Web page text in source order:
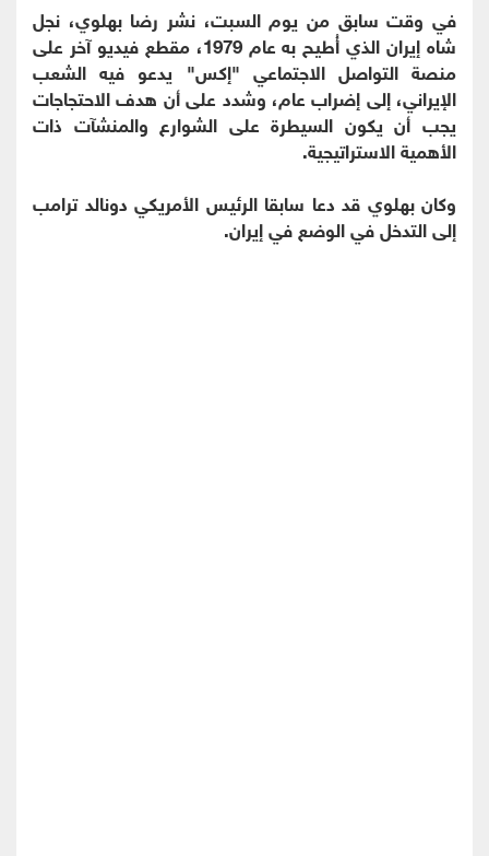
في وقت سابق من يوم السبت، نشر رضا بهلوي، نجل
شاه إيران الذي أُطيح به عام 1979، مقطع فيديو آخر على
منصة التواصل الاجتماعي "إكس" يدعو فيه الشعب
الإيراني، إلى إضراب عام، وشدد على أن هدف الاحتجاجات
يجب أن يكون السيطرة على الشوارع والمنشآت ذات
الأهمية الاستراتيجية.
وكان بهلوي قد دعا سابقا الرئيس الأمريكي دونالد ترامب
إلى التدخل في الوضع في إيران.